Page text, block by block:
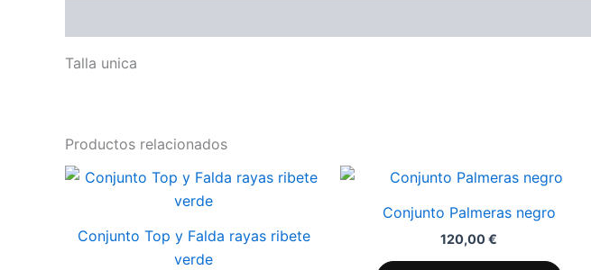
Talla unica
Productos relacionados
Conjunto Top y Falda rayas ribete
verde
Este
múltiples
Conjunto Palmeras negro
120,00€
Este